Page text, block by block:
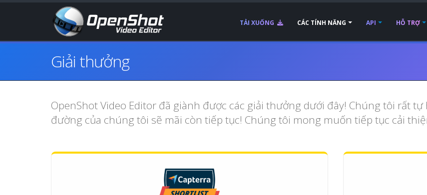
TẢI XUỐNG CÁC TÍNH NĂNG API HỖ TRỢ
Giải thưởng
OpenShot Video Editor đã giành được các giải thưởng dưới đây! Chúng tôi rất
đường của chúng tôi sẽ mãi còn tiếp tục! Chúng tôi mong muốn tiếp tục cải